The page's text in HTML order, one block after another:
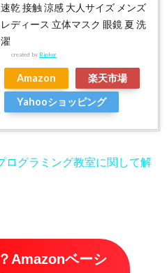
速乾 接触 涼感 大人サイズ メンズ
レディース 立体マスク 眼鏡 夏 洗
濯
created by Rinker
Amazon
楽天市場
Yahooショッピング
ログラミング教室に関して解
Amazonベーシ